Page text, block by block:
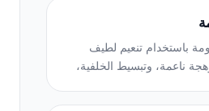
باستخدام تنعيم لطيف
ناعمة، وتبسيط الخلفية،